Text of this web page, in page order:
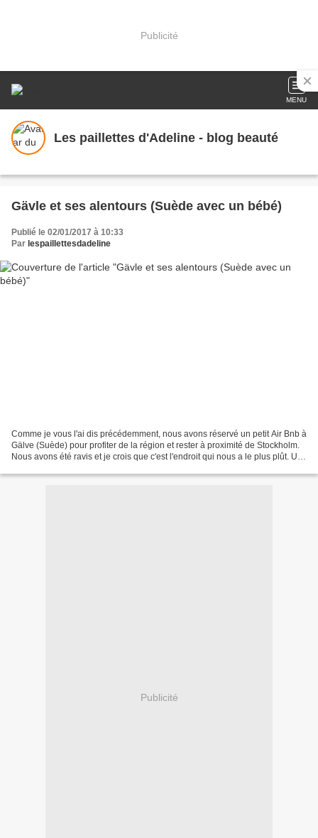
Publicité
MENU
Les paillettes d'Adeline - blog beauté
Gävle et ses alentours (Suède avec un bébé)
Publié le 02/01/2017 à 10:33
Par lespaillettesdadeline
Comme je vous l'ai dis précédemment, nous avons réservé un petit Air Bnb à
Gälve (Suède) pour profiter de la région et rester à proximité de Stockholm.
Nous avons été ravis et je crois que c'est l'endroit qui nous a le plus plût. Un
Publicité